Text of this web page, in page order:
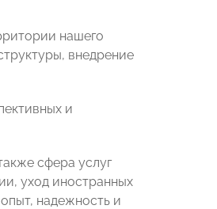
нашего
внедрение
и
сфера услуг
уход иностранных
надежность и